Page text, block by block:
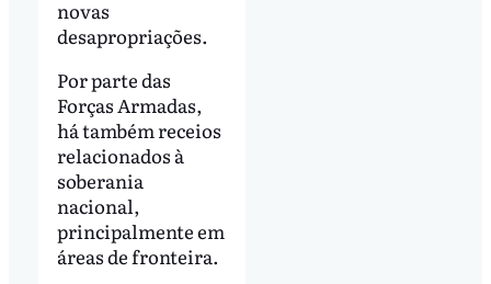
novas
desapropriações.
Por parte das
Forças Armadas,
há também receios
relacionados à
soberania
nacional,
principalmente em
áreas de fronteira.